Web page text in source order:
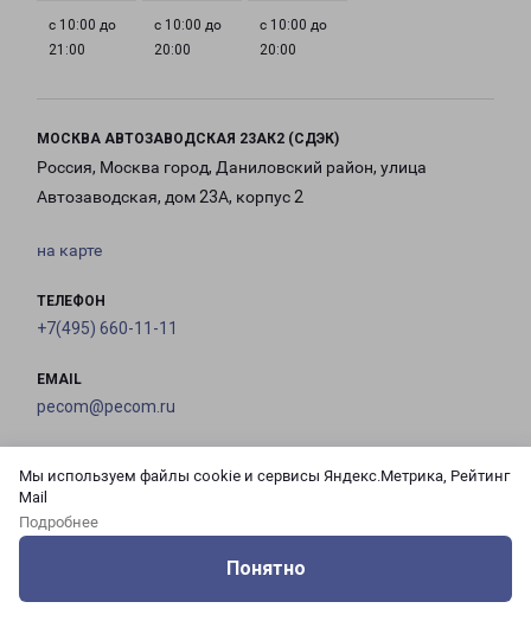
Мы используем файлы cookie и сервисы Яндекс.Метрика, Рейтинг
Mail
Подробнее
Понятно
с 10:00 до
21:00
с 10:00 до
20:00
с 10:00 до
20:00
МОСКВА АВТОЗАВОДСКАЯ 23АК2 (СДЭК)
Россия, Москва город, Даниловский район, улица
Автозаводская, дом 23А, корпус 2
на карте
ТЕЛЕФОН
+7(495) 660-11-11
EMAIL
pecom@pecom.ru
с 10:00 до
с 10:00 до
с 10:00 до
21:00
с 10:00 до